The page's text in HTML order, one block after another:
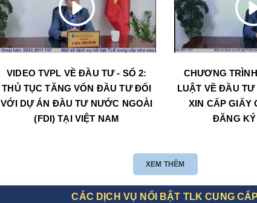
VIDEO TVPL VỀ ĐẦU TƯ - SỐ 2:
THỦ TỤC TĂNG VỐN ĐẦU TƯ ĐỐI
VỚI DỰ ÁN ĐẦU TƯ NƯỚC NGOÀI
(FDI) TẠI VIỆT NAM
CHƯƠNG
LUẬT VỀ ĐẦU TƯ
XIN CẤP GIẤY
ĐĂNG
XEM THÊM
CÁC DỊCH VỤ NỔI BẬT TLK CUNG CẤP